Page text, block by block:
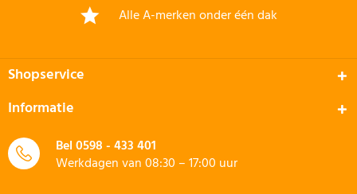
Alle A-merken onder één dak
Shopservice
Informatie
Bel0598 - 433 401
Werkdagen van 08:30 – 17:00 uur